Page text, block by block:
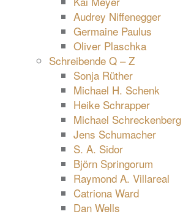
Audrey Niffenegger
Germaine Paulus
Oliver Plaschka
Schreibende Q – Z
Sonja Rüther
Michael H. Schenk
Heike Schrapper
Michael Schreckenberg
Jens Schumacher
S. A. Sidor
Björn Springorum
Raymond A. Villareal
Catriona Ward
Dan Wells